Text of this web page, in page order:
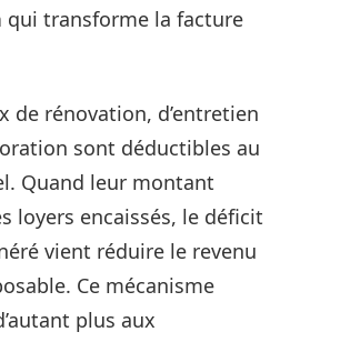
qui transforme la facture
de rénovation, d’entretien
sont déductibles au
Quand leur montant
loyers encaissés, le déficit
vient réduire le revenu
Ce mécanisme
plus aux